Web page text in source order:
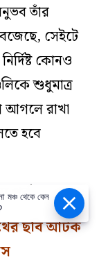
তাঁর
সেইটে
কোনও
শুধুমাত্র
আগলে রাখা
হবে
পর্ব…
ছবি আটক
মঞ্চ থেকে কেন